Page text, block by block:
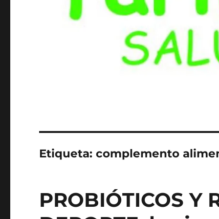
Etiqueta:complemento
PROBIÓTICOS Y